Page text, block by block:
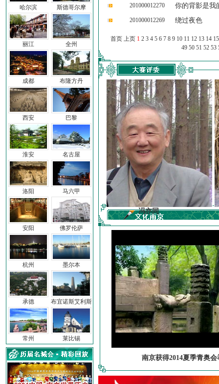
哈尔滨
丽江
成都
西安
淮安
洛阳
安阳
杭州
承德
常州
斯德哥尔摩
全州
布隆方丹
巴黎
名古屋
马六甲
佛罗伦萨
墨尔本
布宜诺斯艾利斯
莱比锡
201000012270 你的背影是我
201000012269 绕过夜色
首页 上页 1 2 3 4 5 6 7 8 9 10 11 12 13 14 15
49 50 51 52 53
冯亦同
南京获得2014夏季青奥会